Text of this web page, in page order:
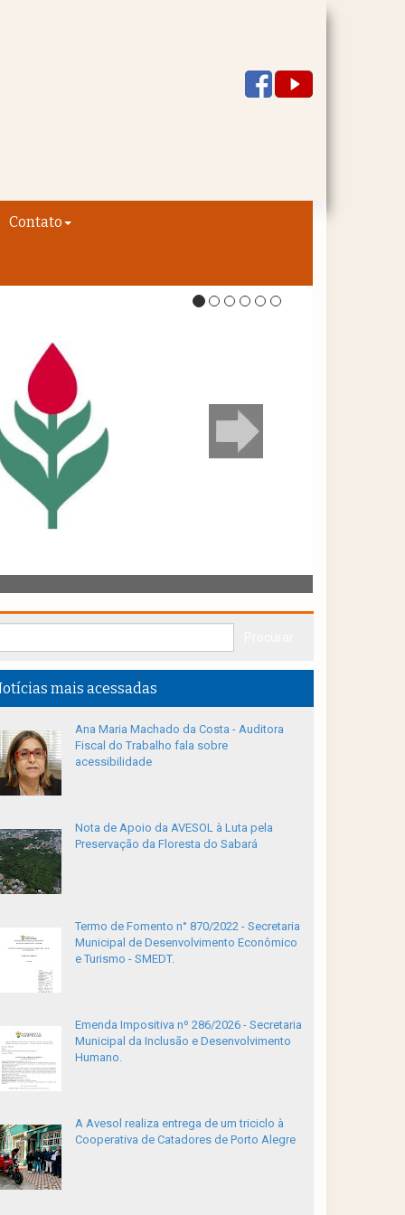
Contato
mais acessadas
Ana Maria Machado da Costa - Auditora
Fiscal do Trabalho fala sobre
acessibilidade
Nota de Apoio da AVESOL à Luta pela
Preservação da Floresta do Sabará
Termo de Fomento n° 870/2022 - Secretaria
Municipal de Desenvolvimento Econômico
e Turismo - SMEDT.
Emenda Impositiva nº 286/2026 - Secretaria
Municipal da Inclusão e Desenvolvimento
Humano.
A Avesol realiza entrega de um triciclo à
Cooperativa de Catadores de Porto Alegre